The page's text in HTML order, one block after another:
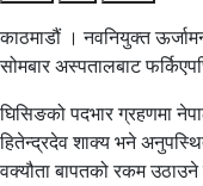
काठमाडौं । नवनियुक्त
सोमबार अस्पतालबाट
घिसिङको पदभार ग्रहणमा
हितेन्द्रदेव शाक्य भने
वक्यौता बापतको रकम उठाउने